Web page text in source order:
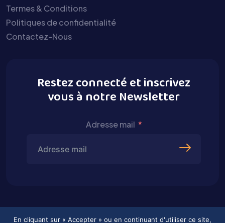
Termes & Conditions
Politiques de confidentialité
Contactez-Nous
Restez connecté et inscrivez
vous à notre Newsletter
Adresse mail
En cliquant sur « Accepter » ou en continuant d'utiliser ce site,